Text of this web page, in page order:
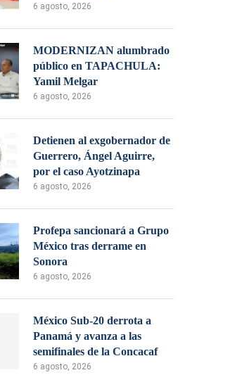
6 agosto, 2026
MODERNIZAN alumbrado
público en TAPACHULA:
Yamil Melgar
6 agosto, 2026
Detienen al exgobernador de
Guerrero, Ángel Aguirre,
por el caso Ayotzinapa
6 agosto, 2026
Profepa sancionará a Grupo
México tras derrame en
Sonora
6 agosto, 2026
México Sub-20 derrota a
Panamá y avanza a las
semifinales de la Concacaf
6 agosto, 2026